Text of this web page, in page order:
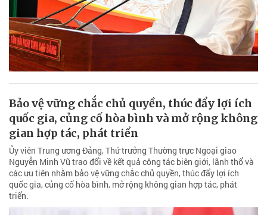
Bảo vệ vững chắc chủ quyền, thúc đẩy lợi ích
quốc gia, củng cố hòa bình và mở rộng không
gian hợp tác, phát triển
Ủy viên Trung ương Đảng, Thứ trưởng Thường trực Ngoại giao
Nguyễn Minh Vũ trao đổi về kết quả công tác biên giới, lãnh thổ và
các ưu tiên nhằm bảo vệ vững chắc chủ quyền, thúc đẩy lợi ích
quốc gia, củng cố hòa bình, mở rộng không gian hợp tác, phát
triển.